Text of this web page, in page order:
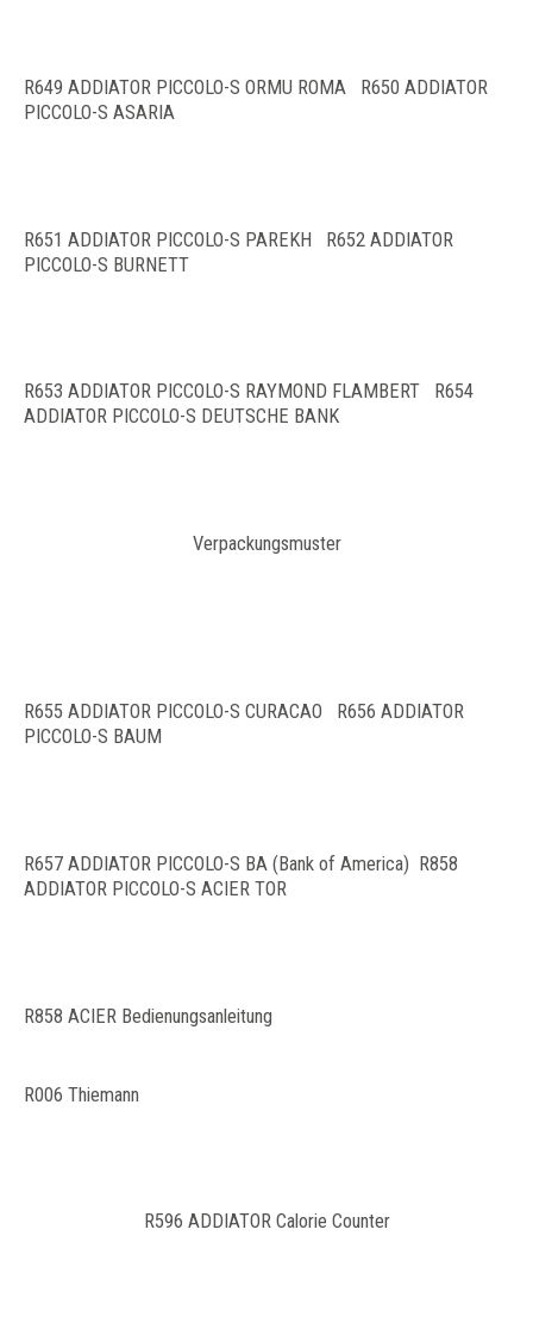
R649 ADDIATOR PICCOLO-S ORMU ROMA R650 ADDIATOR
PICCOLO-S ASARIA
R651 ADDIATOR PICCOLO-S PAREKH R652 ADDIATOR
PICCOLO-S BURNETT
R653 ADDIATOR PICCOLO-S RAYMOND FLAMBERT R654
ADDIATOR PICCOLO-S DEUTSCHE BANK
Verpackungsmuster
R655 ADDIATOR PICCOLO-S CURACAO R656 ADDIATOR
PICCOLO-S BAUM
R657 ADDIATOR PICCOLO-S BA (Bank of America) R858
ADDIATOR PICCOLO-S ACIER TOR
R858 ACIER Bedienungsanleitung
R006 Thiemann
R596 ADDIATOR Calorie Counter